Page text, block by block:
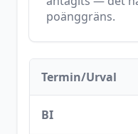
poänggräns.
Termin/Urval
BI